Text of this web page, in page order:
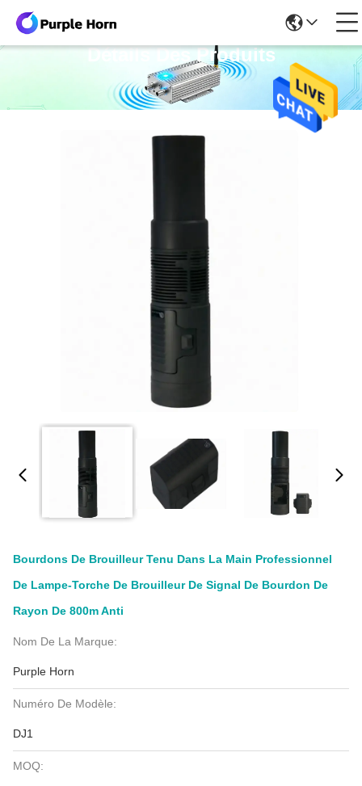
Détails Des Produits
Bourdons De Brouilleur Tenu Dans La Main Professionnel
De Lampe-Torche De Brouilleur De Signal De Bourdon De
Rayon De 800m Anti
Nom De La Marque:
Purple Horn
Numéro De Modèle:
DJ1
MOQ: